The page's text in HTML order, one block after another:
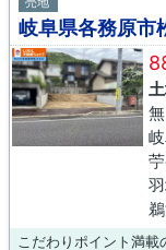
岐阜県各務原
無